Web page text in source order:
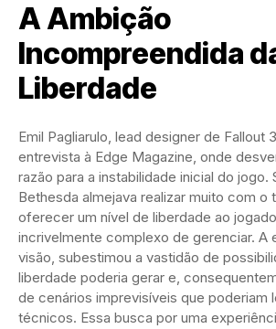
A Ambição
Incompreendida
Liberdade
Emil Pagliarulo, lead designer de Fallout
entrevista à Edge Magazine, onde
razão para a instabilidade inicial do jogo.
Bethesda almejava realizar muito com o
oferecer um nível de liberdade ao
incrivelmente complexo de gerenciar. A
visão, subestimou a vastidão de
liberdade poderia gerar e,
de cenários imprevisíveis que poderiam
técnicos. Essa busca por uma